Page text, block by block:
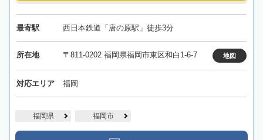
最寄駅 西日本鉄道「唐の原駅」徒歩3分
所在地 〒811-0202 福岡県福岡市東区和白1-6-7 地図
対応エリア 福岡
福岡県 福岡市